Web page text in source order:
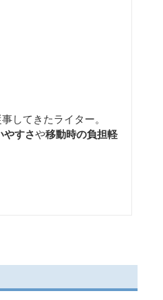
してきたライター。
やすさや移動時の負担軽